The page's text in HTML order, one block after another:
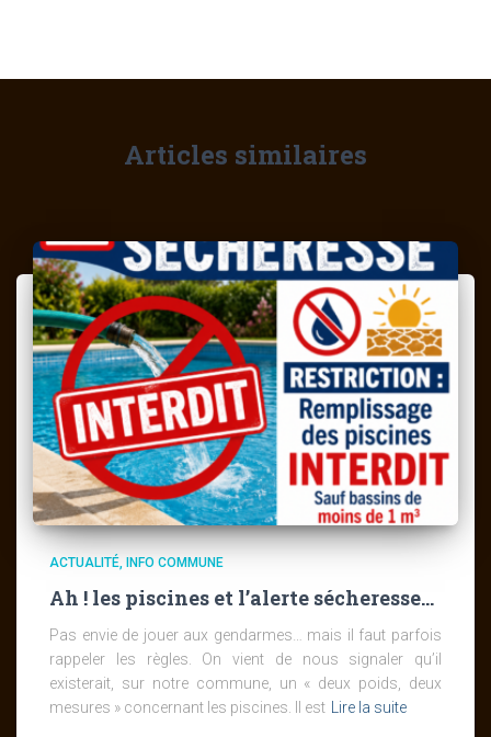
Articles similaires
ACTUALITÉ INFO COMMUNE
Ah ! les piscines et l’alerte sécheresse…
Pas envie de jouer aux gendarmes… mais il faut parfois
rappeler les règles. On vient de nous signaler qu’il
existerait, sur notre commune, un « deux poids, deux
mesures » concernant les piscines. Il est
Lire la suite